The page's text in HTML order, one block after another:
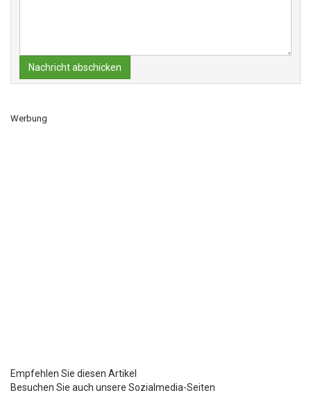
Nachricht abschicken
Werbung
Empfehlen Sie diesen Artikel
Besuchen Sie auch unsere Sozialmedia-Seiten